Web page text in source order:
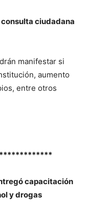
consulta ciudadana
manifestar si
aumento
entre otros
capacitación
y drogas